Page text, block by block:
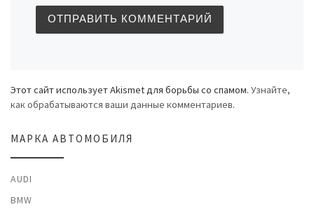
Этот сайт использует Akismet для борьбы со спамом. Узнайте,
как обрабатываются ваши данные комментариев.
МАРКА АВТОМОБИЛЯ
AUDI
BMW